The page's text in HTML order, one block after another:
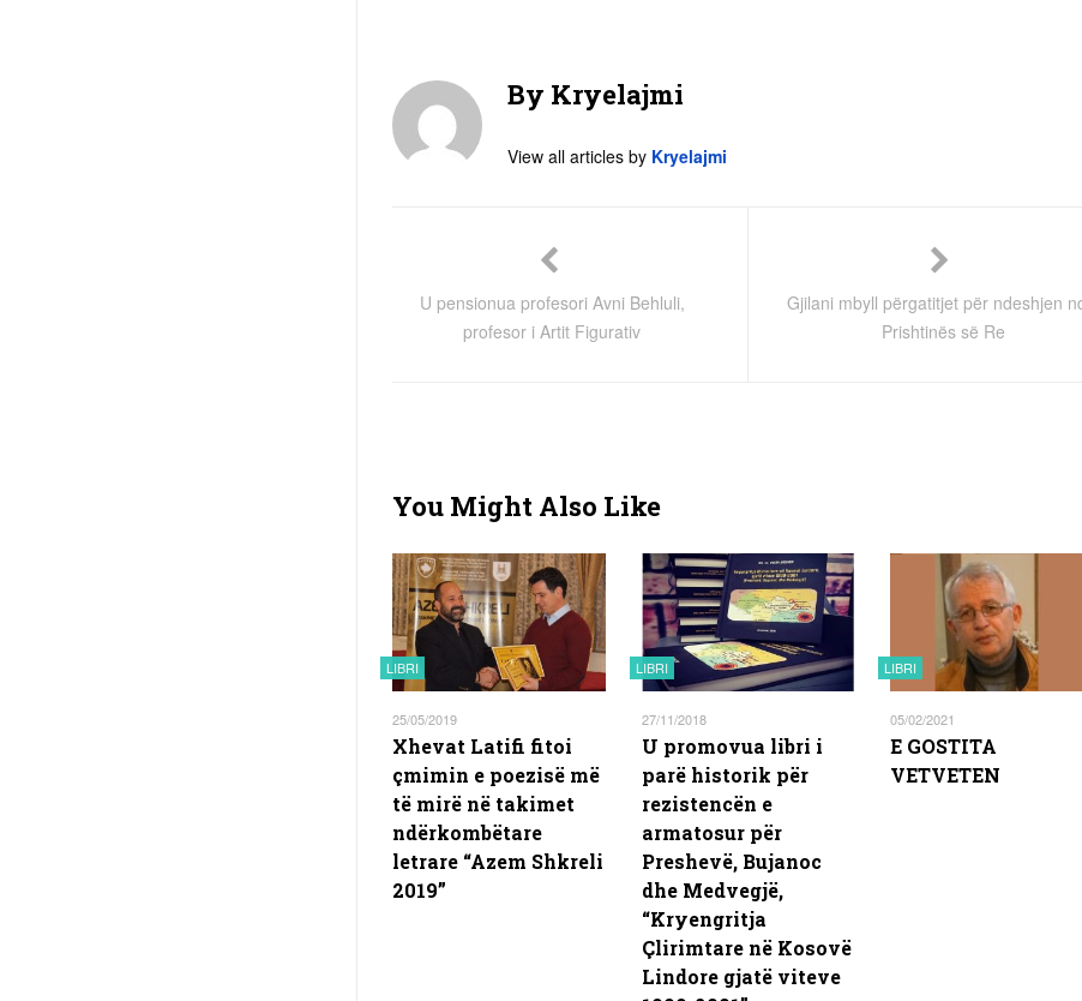
By Kryelajmi
View all articles by Kryelajmi
U pensionua profesori Avni Behluli,
profesor i Artit Figurativ
Gjilani mbyll përgatitjet për ndeshjen
Prishtinës së Re
You Might Also Like
LIBRI
25/05/2019
Xhevat Latifi fitoi
çmimin e poezisë më
të mirë në takimet
ndërkombëtare
letrare “Azem Shkreli
2019”
LIBRI
27/11/2018
U promovua libri i
parë historik për
rezistencën e
armatosur për
Preshevë, Bujanoc
dhe Medvegjë,
“Kryengritja
Çlirimtare në Kosovë
Lindore gjatë viteve
LIBRI
05/02/2021
E GOSTITA
VETVETEN